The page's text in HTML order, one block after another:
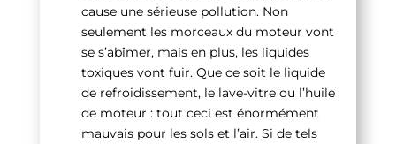
cause une sérieuse pollution. Non
seulement les morceaux du moteur vont
se s’abîmer, mais en plus, les liquides
toxiques vont fuir. Que ce soit le liquide
de refroidissement, le lave-vitre ou l’huile
de moteur : tout ceci est énormément
mauvais pour les sols et l’air. Si de tels